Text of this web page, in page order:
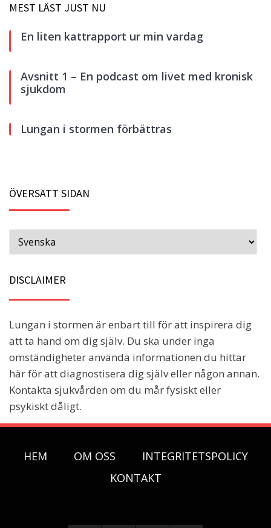
MEST LÄST JUST NU
En liten kattrapport ur min vardag
Avsnitt 1 – En podcast om livet med kronisk
sjukdom
Lungan i stormen förbättras
ÖVERSÄTT SIDAN
DISCLAIMER
Lungan i stormen är enbart till för att inspirera dig
att ta hand om dig själv. Du ska under inga
omständigheter använda informationen du hittar
här för att diagnostisera dig själv eller någon annan.
Kontakta sjukvården om du mår fysiskt eller
psykiskt dåligt.
HEM OM OSS
INTEGRITETSPOLICY
KONTAKT